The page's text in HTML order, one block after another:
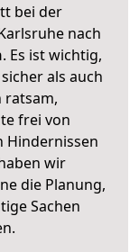
bei der
nach
. Es ist wichtig,
als auch
ratsam,
frei von
Hindernissen
wir
die Planung,
Sachen